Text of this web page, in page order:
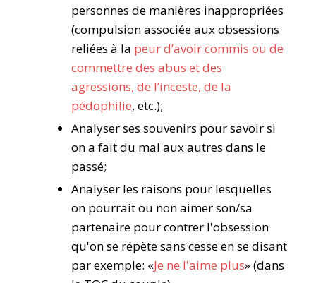
personnes de manières inappropriées
(compulsion associée aux obsessions
reliées à la peur d’avoir commis ou de
commettre des abus et des
agressions, de l’inceste, de la
pédophilie, etc.);
Analyser ses souvenirs pour savoir si
on a fait du mal aux autres dans le
passé;
Analyser les raisons pour lesquelles
on pourrait ou non aimer son/sa
partenaire pour contrer l'obsession
qu'on se répète sans cesse en se disant
par exemple: «Je ne l'aime plus» (dans